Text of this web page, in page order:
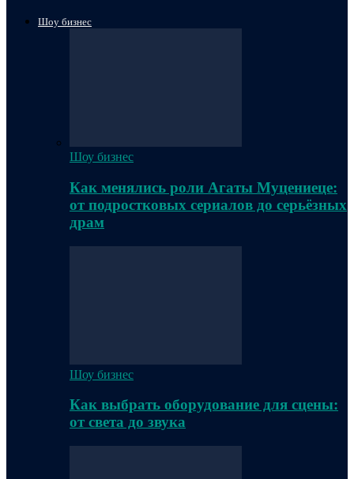
Шоу бизнес
Шоу бизнес
Как менялись роли Агаты Муцениеце:
от подростковых сериалов до серьёзных
драм
Шоу бизнес
Как выбрать оборудование для сцены:
от света до звука